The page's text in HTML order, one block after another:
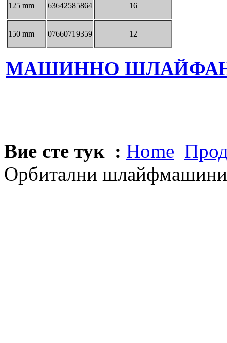
125 mm 63642585864 16
150 mm 07660719359 12
МАШИННО
Вие сте тук : Home
Орбитални